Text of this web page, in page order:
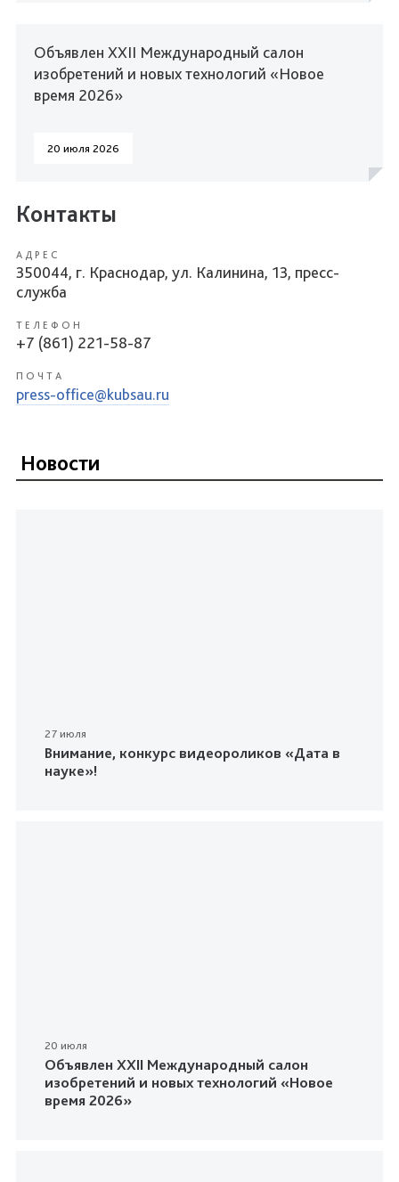
Объявлен XXII Международный салон
изобретений и новых технологий «Новое
время 2026»
20 июля 2026
Контакты
АДРЕС
350044, г. Краснодар, ул. Калинина, 13, пресс-
служба
ТЕЛЕФОН
+7 (861) 221-58-87
ПОЧТА
press-office@kubsau.ru
Новости
27 июля
Внимание, конкурс видеороликов «Дата в
науке»!
20 июля
Объявлен XXII Международный салон
изобретений и новых технологий «Новое
время 2026»